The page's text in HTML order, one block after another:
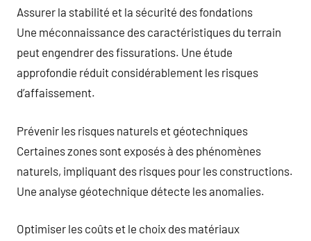
Assurer la stabilité et la sécurité des fondations
Une méconnaissance des caractéristiques du terrain
peut engendrer des fissurations. Une étude
approfondie réduit considérablement les risques
d’affaissement.
Prévenir les risques naturels et géotechniques
Certaines zones sont exposés à des phénomènes
naturels, impliquant des risques pour les constructions.
Une analyse géotechnique détecte les anomalies.
Optimiser les coûts et le choix des matériaux